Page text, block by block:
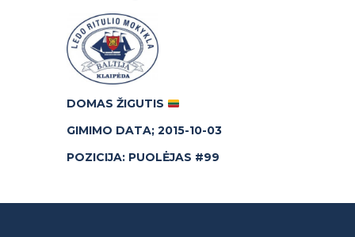
DOMAS ŽIGUTIS
GIMIMO DATA; 2015-10-03
POZICIJA: PUOLĖJAS #99